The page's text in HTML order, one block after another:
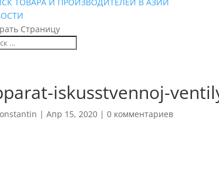
Страницу
iskusstvennoj-
|Апр 15, 2020 |0 комментариев